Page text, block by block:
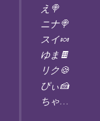
え🍭
ニナ🍭
スイ🍬
ゆま🍫
リク🍪
ぴぃ🍰
ちゃ…